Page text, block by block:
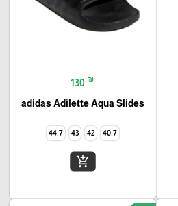
130 ₪
adidas Adilette Aqua Slides
40.7
42
43
44.7
add_shopping_cart